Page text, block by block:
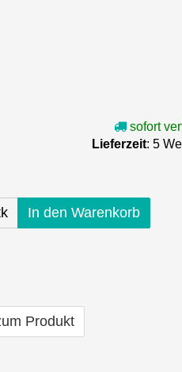
sofort
Lieferzeit: 5
In den Warenkorb
Produkt